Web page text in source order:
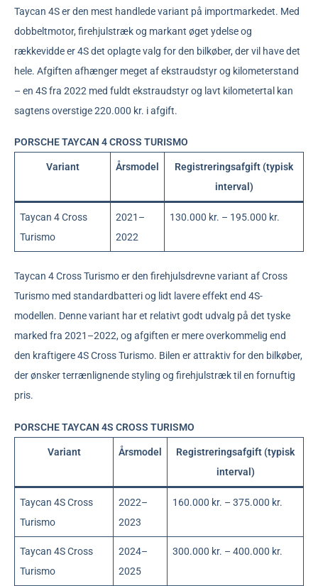
Taycan 4S er den mest handlede variant på importmarkedet. Med
dobbeltmotor, firehjulstræk og markant øget ydelse og
rækkevidde er 4S det oplagte valg for den bilkøber, der vil have det
hele. Afgiften afhænger meget af ekstraudstyr og kilometerstand
– en 4S fra 2022 med fuldt ekstraudstyr og lavt kilometertal kan
sagtens overstige 220.000 kr. i afgift.
PORSCHE TAYCAN 4 CROSS TURISMO
Variant Årsmodel
Registreringsafgift (typisk
interval)
Taycan 4 Cross
Turismo
2021–
2022
130.000 kr. – 195.000 kr.
Taycan 4 Cross Turismo er den firehjulsdrevne variant af Cross
Turismo med standardbatteri og lidt lavere effekt end 4S-
modellen. Denne variant har et relativt godt udvalg på det tyske
marked fra 2021–2022, og afgiften er mere overkommelig end
den kraftigere 4S Cross Turismo. Bilen er attraktiv for den bilkøber,
der ønsker terrænlignende styling og firehjulstræk til en fornuftig
pris.
PORSCHE TAYCAN 4S CROSS TURISMO
Variant Årsmodel
Registreringsafgift (typisk
interval)
Taycan 4S Cross
Turismo
2022–
2023
160.000 kr. – 375.000 kr.
Taycan 4S Cross
Turismo
2024–
2025
300.000 kr. – 400.000 kr.